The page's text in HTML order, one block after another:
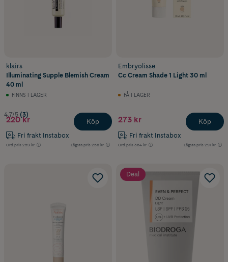
klairs
Illuminating Supple Blemish Cream
40 ml
FINNS I LAGER
4.7/5 (3)
220 kr
Fri frakt Instabox
Ord.pris 259 kr Lägsta pris 256 kr
Köp
Embryolisse
Cc Cream Shade 1 Light 30 ml
FÅ I LAGER
273 kr
Fri frakt Instabox
Ord.pris 364 kr Lägsta pris 291 kr
Köp
Deal